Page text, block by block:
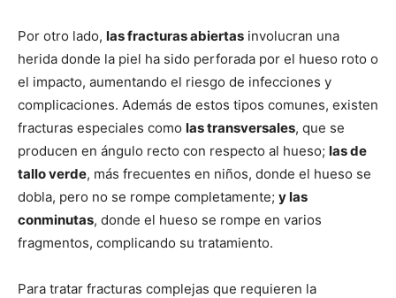
Por otro lado, las fracturas abiertas involucran una
herida donde la piel ha sido perforada por el hueso roto o
el impacto, aumentando el riesgo de infecciones y
complicaciones. Además de estos tipos comunes, existen
fracturas especiales como las transversales, que se
producen en ángulo recto con respecto al hueso; las de
tallo verde, más frecuentes en niños, donde el hueso se
dobla, pero no se rompe completamente; y las
conminutas, donde el hueso se rompe en varios
fragmentos, complicando su tratamiento.
Para tratar fracturas complejas que requieren la